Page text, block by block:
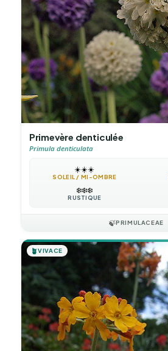
Primevère denticulée
Primula denticulata
☀️☀️☀️
SOLEIL / MI-OMBRE
❄️❄️❄️
RUSTIQUE
🍃PRIMULACEAE
🪴VIVACE